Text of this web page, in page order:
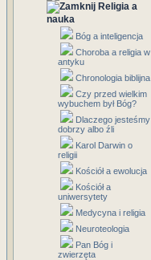
Religia a
nauka
Bóg a inteligencja
Choroba a religia w
antyku
Chronologia biblijna
Czy przed wielkim
wybuchem był Bóg?
Dlaczego jesteśmy
dobrzy albo źli
Karol Darwin o
religii
Kościół a ewolucja
Kościół a
uniwersytety
Medycyna i religia
Neuroteologia
Pan Bóg i
zwierzęta